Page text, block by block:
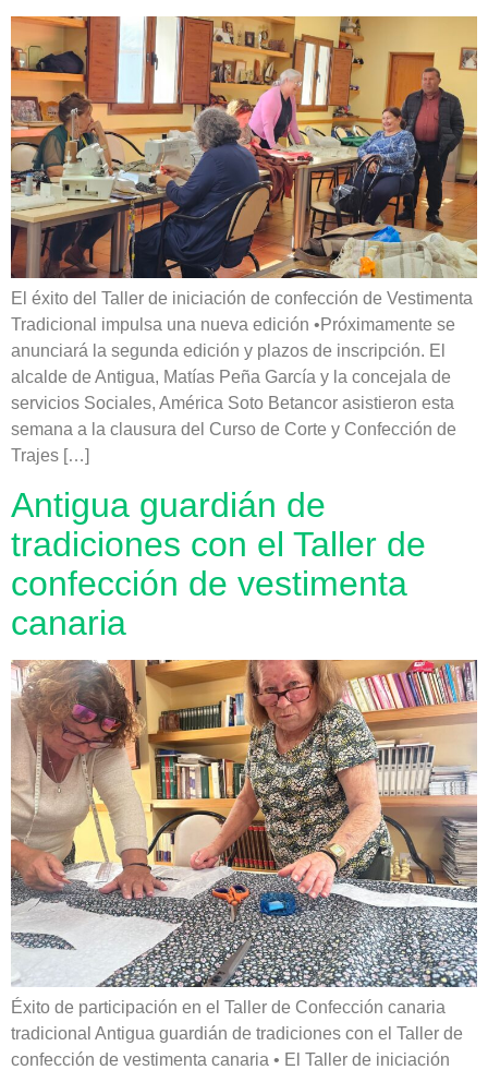
El éxito del Taller de iniciación de confección de Vestimenta
Tradicional impulsa una nueva edición •Próximamente se
anunciará la segunda edición y plazos de inscripción. El
alcalde de Antigua, Matías Peña García y la concejala de
servicios Sociales, América Soto Betancor asistieron esta
semana a la clausura del Curso de Corte y Confección de
Trajes […]
Antigua guardián de
tradiciones con el Taller de
confección de vestimenta
canaria
Éxito de participación en el Taller de Confección canaria
tradicional Antigua guardián de tradiciones con el Taller de
confección de vestimenta canaria • El Taller de iniciación